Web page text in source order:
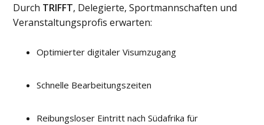
Durch TRIFFT, Delegierte, Sportmannschaften und
Veranstaltungsprofis erwarten:
Optimierter digitaler Visumzugang
Schnelle Bearbeitungszeiten
Reibungsloser Eintritt nach Südafrika für